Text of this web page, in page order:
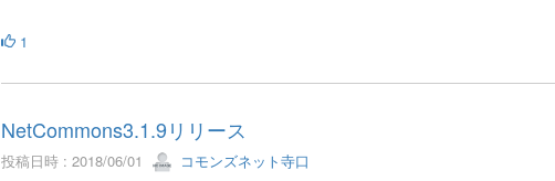
1
NetCommons3.1.9リリース
投稿日時 : 2018/06/01 コモンズネット寺口